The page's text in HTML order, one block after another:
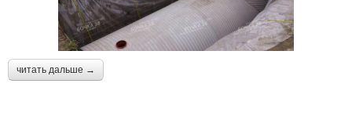
читать дальше →